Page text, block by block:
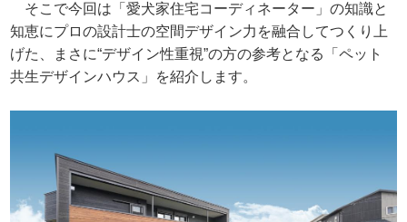
そこで今回は「愛犬家住宅コーディネーター」の知識と
知恵にプロの設計士の空間デザイン力を融合してつくり上
げた、まさに“デザイン性重視”の方の参考となる「ペット
共生デザインハウス」を紹介します。